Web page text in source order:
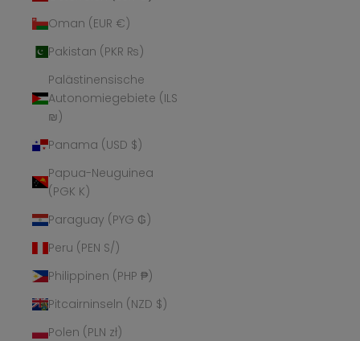
Oman (EUR €)
Pakistan (PKR ₨)
Palästinensische
Autonomiegebiete (ILS
₪)
Panama (USD $)
Papua-Neuguinea
(PGK K)
Paraguay (PYG ₲)
Peru (PEN S/)
Philippinen (PHP ₱)
Pitcairninseln (NZD $)
Polen (PLN zł)